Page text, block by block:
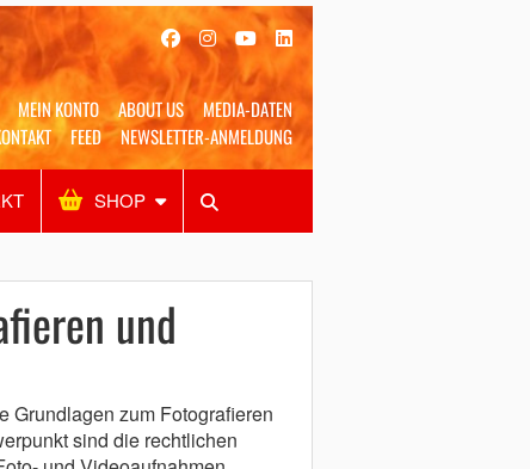
MEIN KONTO ABOUT US
MEDIA-DATEN
FEED NEWSLETTER-ANMELDUNG
SHOP
Alles Shop SUCHEN
und
Grundlagen zum Fotografieren
sind die rechtlichen